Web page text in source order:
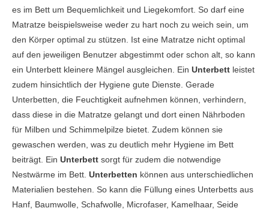
es im Bett um Bequemlichkeit und Liegekomfort. So darf eine
Matratze beispielsweise weder zu hart noch zu weich sein, um
den Körper optimal zu stützen. Ist eine Matratze nicht optimal
auf den jeweiligen Benutzer abgestimmt oder schon alt, so kann
ein Unterbett kleinere Mängel ausgleichen. Ein Unterbett leistet
zudem hinsichtlich der Hygiene gute Dienste. Gerade
Unterbetten, die Feuchtigkeit aufnehmen können, verhindern,
dass diese in die Matratze gelangt und dort einen Nährboden
für Milben und Schimmelpilze bietet. Zudem können sie
gewaschen werden, was zu deutlich mehr Hygiene im Bett
beiträgt. Ein Unterbett sorgt für zudem die notwendige
Nestwärme im Bett. Unterbetten können aus unterschiedlichen
Materialien bestehen. So kann die Füllung eines Unterbetts aus
Hanf, Baumwolle, Schafwolle, Microfaser, Kamelhaar, Seide